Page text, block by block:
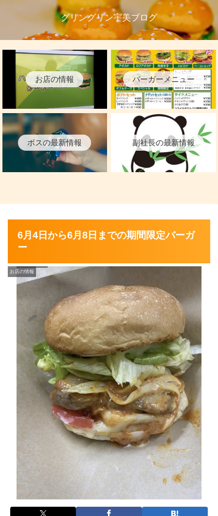
グリングリン宇美ブログ
お店の情報 バーガーメニュー
ボスの最新情報 副社長の最新情報
6月4日から6月8日までの期間限定バーガ
ー
お店の情報